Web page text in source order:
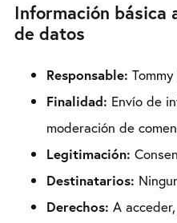
Información básica
de datos
Responsable:
Finalidad: Envío de
moderación de
Legitimación:
Destinatarios:
Derechos: A